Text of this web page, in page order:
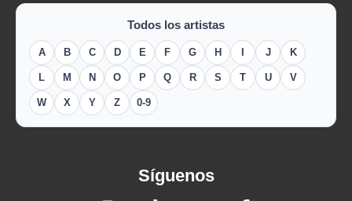
Todos los artistas
A B C D E F G H J K
L M N O P Q R S T U V
W X Y Z 0-9
Síguenos